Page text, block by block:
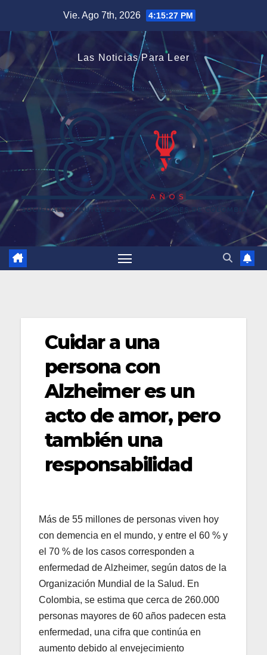
contenido
Vie. Ago 7th, 2026 4:15:28 PM
Las Noticias Para Leer
Cuidar a una
persona con
Alzheimer es un
acto de amor, pero
también una
responsabilidad
Más de 55 millones de personas viven hoy
con demencia en el mundo, y entre el 60 % y
el 70 % de los casos corresponden a
enfermedad de Alzheimer, según datos de la
Organización Mundial de la Salud. En
Colombia, se estima que cerca de 260.000
personas mayores de 60 años padecen esta
enfermedad, una cifra que continúa en
aumento debido al envejecimiento